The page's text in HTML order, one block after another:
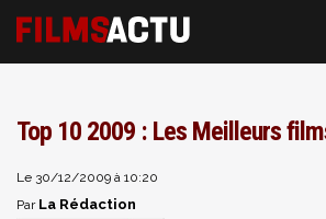
Top 10 2009 : Les Meilleurs
Le 30/12/2009 à 10:20
Par La Rédaction